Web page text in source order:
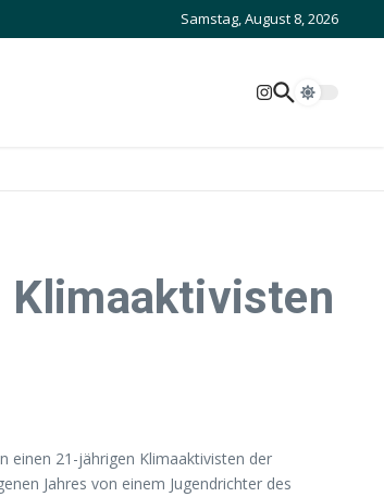
Samstag, August 8, 2026
Klimaaktivisten
einen 21-jährigen Klimaaktivisten der
Jahres von einem Jugendrichter des